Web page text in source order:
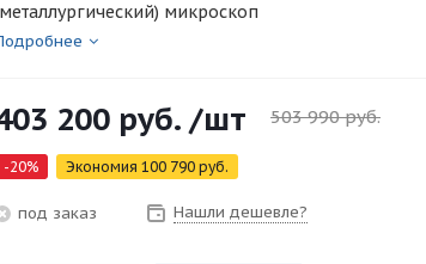
микроскоп
200 руб. /шт 503 990руб.
-20% Экономия 100 790 руб.
под заказ Нашли дешевле?